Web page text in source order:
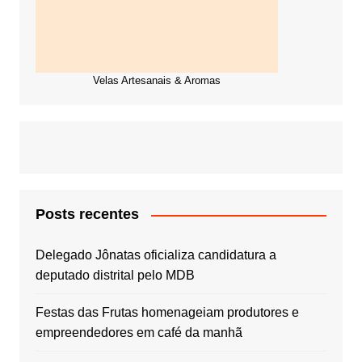
Velas Artesanais & Aromas
Posts recentes
Delegado Jônatas oficializa candidatura a
deputado distrital pelo MDB
Festas das Frutas homenageiam produtores e
empreendedores em café da manhã